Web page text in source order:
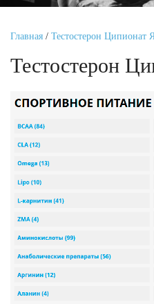
Главная / Тестостерон Ципионат
Тестостерон